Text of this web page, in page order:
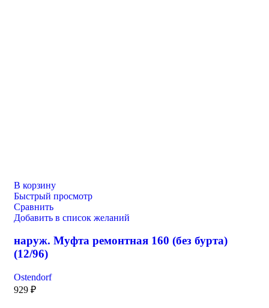
В корзину
Быстрый просмотр
Сравнить
Добавить в список желаний
наруж. Муфта ремонтная 160 (без бурта)
(12/96)
Ostendorf
929 ₽